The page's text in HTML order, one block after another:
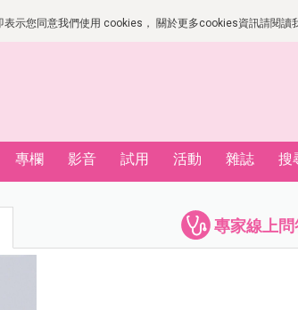
示您同意我們使用 cookies， 關於更多cookies資訊請閱讀
專欄 影音 試用 活動 雜誌 搜
專家線上問